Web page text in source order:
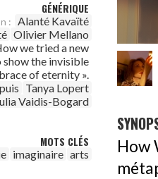
GÉNÉRIQUE
: Alanté Kavaïté
Olivier Mellano
we tried a new
the invisible
of eternity ».
Tanya Lopert
Vaidis-Bogard
MOTS CLÉS
imaginaire arts
How